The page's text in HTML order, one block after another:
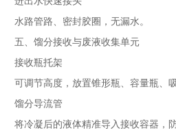
水路管路、密封胶圈，无漏水。
五、馏分接收与废液收集单元
接收瓶托架
可调节高度，放置锥形瓶、容量瓶、吸
馏分导流管
将冷凝后的液体精准导入接收容器，防